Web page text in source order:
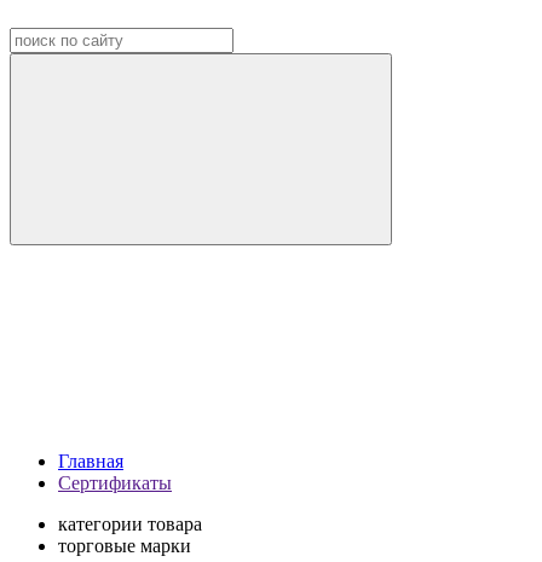
Главная
Сертификаты
категории товара
торговые марки